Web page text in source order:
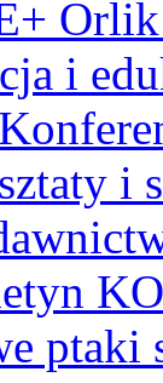
i
i
ptaki